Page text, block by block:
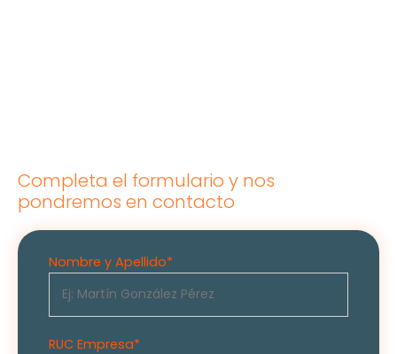
Completa el formulario y nos
pondremos en contacto
Nombre y Apellido*
RUC Empresa*